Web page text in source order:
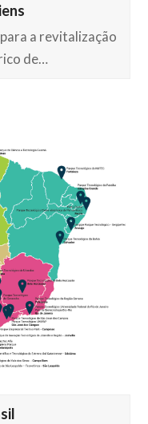
a revitalização
de…